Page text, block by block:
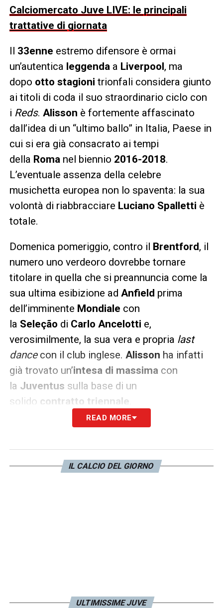
Calciomercato Juve LIVE: le principali
trattative di giornata
Il 33enne estremo difensore è ormai
un’autentica leggendaa Liverpool, ma
dopo otto stagioni trionfali considera giunto
ai titoli di coda il suo straordinario ciclo con
i Reds. Alisson è fortemente affascinato
dall’idea di un “ultimo ballo” in Italia, Paese in
cui si era già consacrato ai tempi
della Romanel biennio 2016-2018.
L’eventuale assenza della celebre
musichetta europea non lo spaventa: la sua
volontà di riabbracciare Luciano Spalletti è
totale.
Domenica pomeriggio, contro il Brentford, il
numero uno verdeoro dovrebbe tornare
titolare in quella che si preannuncia come la
sua ultima esibizione ad Anfield prima
dell’imminente Mondiale con
la Seleção di Carlo Ancelotti e,
verosimilmente, la sua vera e propria last
dancecon il club inglese. Alisson ha infatti
già trovato un’intesa di massimacon
la Juventus sulla base di un
solido contratto triennale
ultimo scoglio da superare resta il via
all’ambiente, il giocatore vuole separarsi nel
migliore dei modi. La fumata bianca resta lo
READ MORE
IL CALCIO DEL GIORNO
ULTIMISSIME JUVE